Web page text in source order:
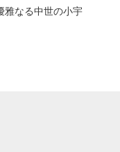
なる中世の小宇